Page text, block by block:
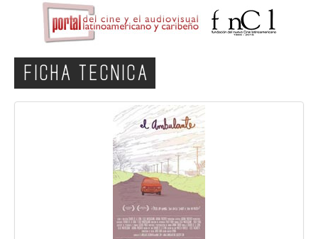
FICHA TECNICA